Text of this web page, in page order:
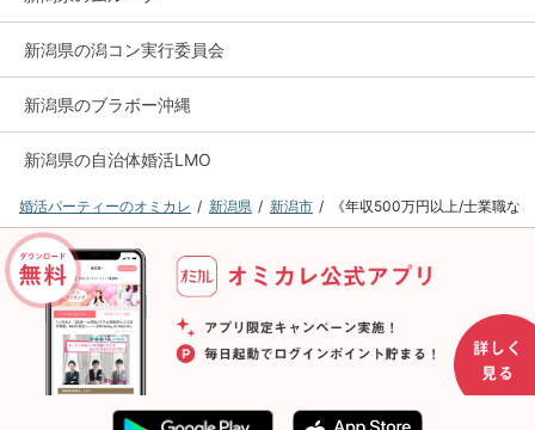
新潟県の潟コン実行委員会
新潟県のブラボー沖縄
新潟県の自治体婚活LMO
婚活パーティーのオミカレ 新潟県 新潟市 《年収500万円以上/士業職